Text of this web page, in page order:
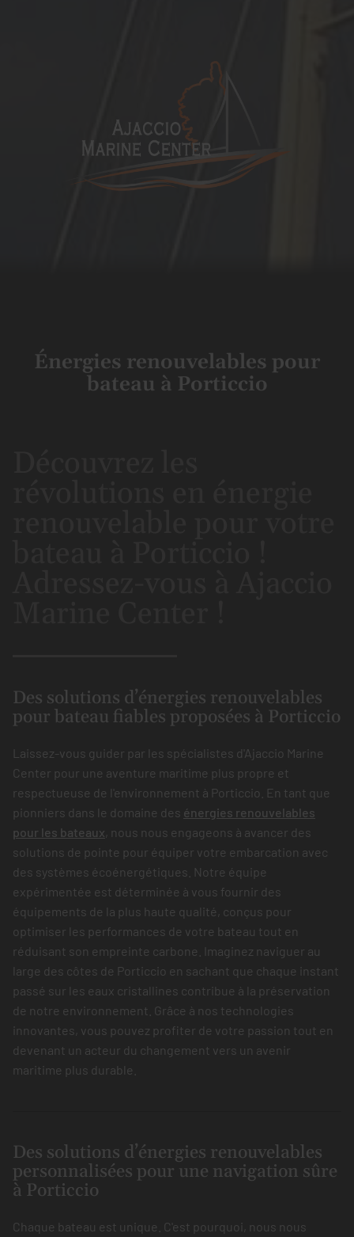
Énergies renouvelables pour
bateau à Porticcio
Des solutions d’énergies renouvelables
pour bateau fiables proposées à Porticcio
Laissez-vous guider par les spécialistes d'Ajaccio Marine
Center pour une aventure maritime plus propre et
respectueuse de l'environnement à Porticcio. En tant que
pionniers dans le domaine des énergies renouvelables
pour les bateaux , nous nous engageons à avancer des
solutions de pointe pour équiper votre embarcation avec
des systèmes écoénergétiques. Notre équipe
expérimentée est déterminée à vous fournir des
équipements de la plus haute qualité, conçus pour
optimiser les performances de votre bateau tout en
réduisant son empreinte carbone. Imaginez naviguer au
large des côtes de Porticcio en sachant que chaque instant
passé sur les eaux cristallines contribue à la préservation
de notre environnement. Grâce à nos technologies
innovantes, vous pouvez profiter de votre passion tout en
devenant un acteur du changement vers un avenir
maritime plus durable.
Des solutions d’énergies renouvelables
personnalisées pour une navigation sûre
à Porticcio
Chaque bateau est unique. C'est pourquoi, nous nous